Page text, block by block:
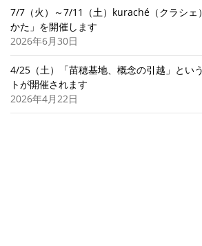
7/7（火）～7/11（土）kuraché（クラシェ
かた」を開催します
2026年6月30日
4/25（土）「苗穂基地、概念の引越」とい
トが開催されます
2026年4月22日